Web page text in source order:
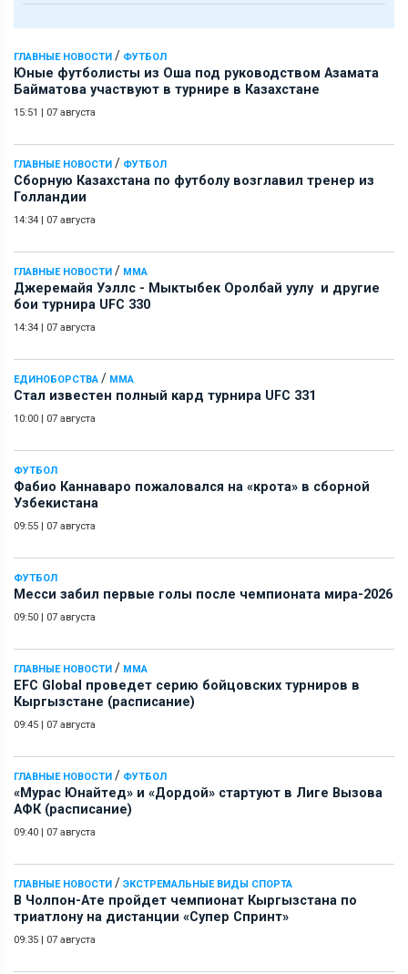
ГЛАВНЫЕ НОВОСТИ / ФУТБОЛ
Юные футболисты из Оша под руководством Азамата
Байматова участвуют в турнире в Казахстане
15:51 | 07 августа
ГЛАВНЫЕ НОВОСТИ / ФУТБОЛ
Сборную Казахстана по футболу возглавил тренер из
Голландии
14:34 | 07 августа
ГЛАВНЫЕ НОВОСТИ / ММА
Джеремайя Уэллс - Мыктыбек Оролбай уулу и другие
бои турнира UFC 330
14:34 | 07 августа
ЕДИНОБОРСТВА / ММА
Стал известен полный кард турнира UFC 331
10:00 | 07 августа
ФУТБОЛ
Фабио Каннаваро пожаловался на «крота» в сборной
Узбекистана
09:55 | 07 августа
ФУТБОЛ
Месси забил первые голы после чемпионата мира-2026
09:50 | 07 августа
ГЛАВНЫЕ НОВОСТИ / ММА
EFC Global проведет серию бойцовских турниров в
Кыргызстане (расписание)
09:45 | 07 августа
ГЛАВНЫЕ НОВОСТИ / ФУТБОЛ
«Мурас Юнайтед» и «Дордой» стартуют в Лиге Вызова
АФК (расписание)
09:40 | 07 августа
ГЛАВНЫЕ НОВОСТИ / ЭКСТРЕМАЛЬНЫЕ ВИДЫ СПОРТА
В Чолпон-Ате пройдет чемпионат Кыргызстана по
триатлону на дистанции «Супер Спринт»
09:35 | 07 августа